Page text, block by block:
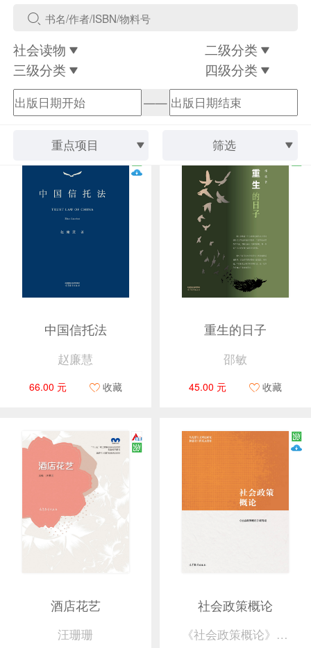
社会读物
二级分类
三级分类
四级分类
——
重点项目 筛选
中国信托法
赵廉慧
66.00 元 收藏
重生的日子
邵敏
45.00 元 收藏
酒店花艺
汪珊珊
社会政策概论
《社会政策概论》编写组